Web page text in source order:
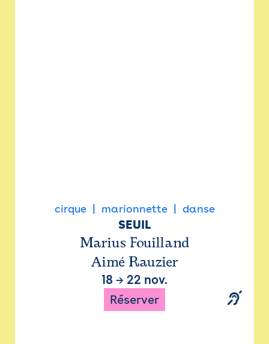
cirque marionnette danse
SEUIL
Marius Fouilland
Aimé Rauzier
18 → 22 nov.
Réserver